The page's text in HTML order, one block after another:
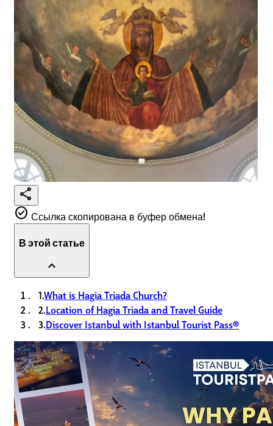
share
check_circle Ссылка скопирована в буфер обмена!
В этой статье
expand_less
1.What is Hagia Triada Church?
2.Location of Hagia Triada and Travel Guide
3.Discover Istanbul with Istanbul Tourist Pass®